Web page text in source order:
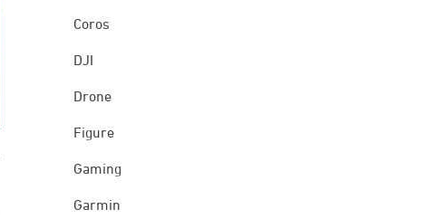
Coros
DJI
Drone
Figure
Gaming
Garmin